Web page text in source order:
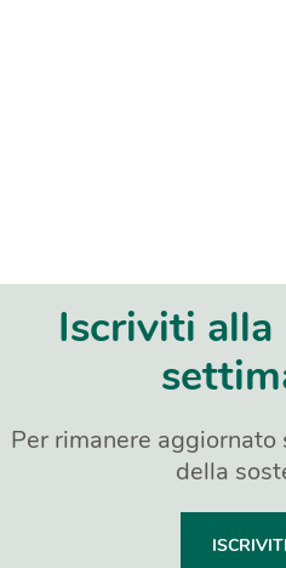
Iscriviti
Per rimanere
della
ISCRIVITI